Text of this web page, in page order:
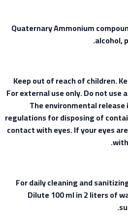
Quaternary Ammonium
alcohol,
Keep out of reach of children.
For external use only. Do not
The environmental
regulations for disposing of
contact with eyes. If your eyes
For daily cleaning and
Dilute 100 ml in 2 liters of